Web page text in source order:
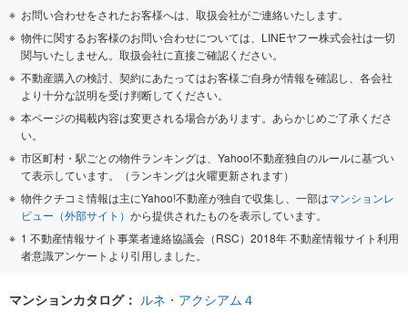
お問い合わせをされたお客様へは、取扱会社がご連絡いたします。
物件に関するお客様のお問い合わせについては、LINEヤフー株式会社は一切
関与いたしません。取扱会社に直接ご確認ください。
不動産購入の検討、契約にあたってはお客様ご自身が情報を確認し、各会社
より十分な説明を受け判断してください。
本ページの掲載内容は変更される場合があります。あらかじめご了承くださ
い。
市区町村・駅ごとの物件ランキングは、Yahoo!不動産独自のルールに基づい
て表示しています。（ランキングは火曜更新されます）
物件クチコミ情報は主にYahoo!不動産が独自で収集し、一部はマンションレ
ビュー（外部サイト） から提供されたものを表示しています。
1 不動産情報サイト事業者連絡協議会（RSC）2018年 不動産情報サイト利用
者意識アンケートより引用しました。
マンションカタログ： ルネ・アクシアム４